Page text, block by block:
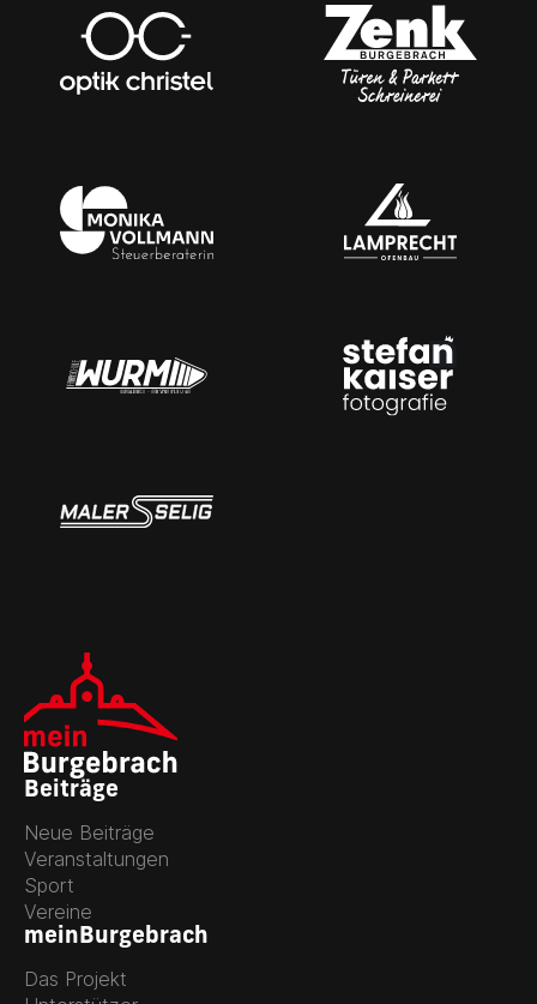
Beiträge
Neue Beiträge
Veranstaltungen
Sport
Vereine
meinBurgebrach
Das Projekt